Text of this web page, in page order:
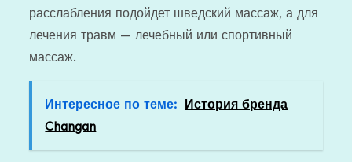
расслабления подойдет шведский массаж, а для
лечения травм — лечебный или спортивный
массаж.
Интересное по теме:
История бренда
Changan